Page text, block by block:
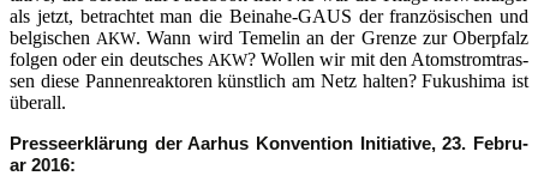
als jetzt, betrach­tet man die Bei­na­he-GAUS der fran­zö­si­schen und
bel­gi­schen AKW. Wann wird Teme­lin an der Gren­ze zur Ober­pfalz
fol­gen oder ein deut­sches AKW? Wol­len wir mit den Atom­strom­tras­
sen die­se Pan­nen­re­ak­to­ren künst­lich am Netz hal­ten? Fuku­shi­ma ist
überall.
Pres­se­er­klä­rung der Aar­hus Kon­ven­ti­on Initia­ti­ve, 23. Febru­
ar 2016: